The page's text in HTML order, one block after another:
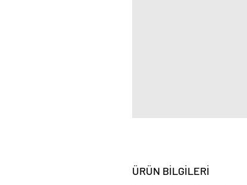
ÜRÜN BİLGİLERİ